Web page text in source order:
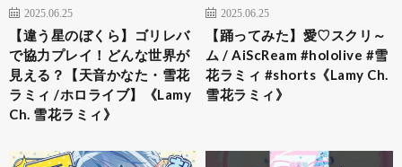
2025.06.25
【違う星のぼくら】ゴリレバ
で協力プレイ！どんな世界が
見える？【天音かなた・雪花
ラミィ /ホロライブ】《Lamy
Ch. 雪花ラミィ》
2025.06.25
【踊ってみた】愛♡スクリ～
ム / AiScReam #hololive #雪
花ラミィ #shorts《Lamy Ch.
雪花ラミィ》